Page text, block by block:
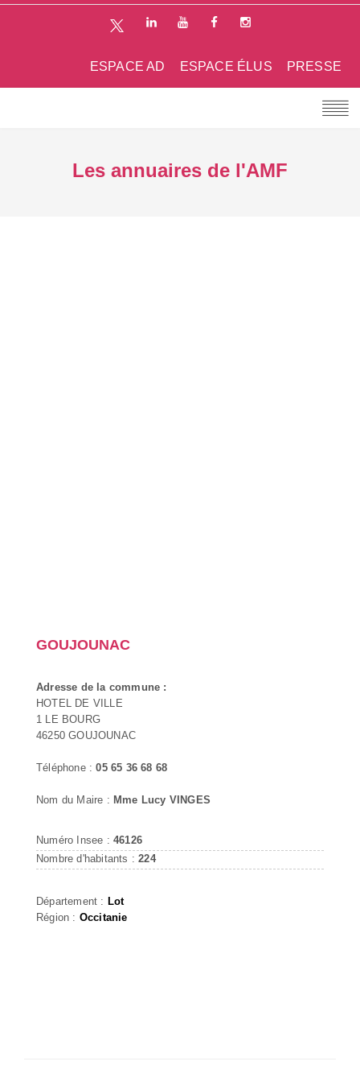
PRESSE
ESPACE ÉLUS
ESPACE AD
Les annuaires de l'AMF
GOUJOUNAC
Adresse de la commune :
HOTEL DE VILLE
1 LE BOURG
46250 GOUJOUNAC
Téléphone :05 65 36 68 68
Nom du Maire : Mme Lucy VINGES
Numéro Insee : 46126
Nombre d'habitants :224
Département : Lot
Région : Occitanie